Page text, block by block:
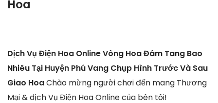
Hoa
Dịch Vụ Điện Hoa Online Vòng Hoa Đám Tang Bao
Nhiêu Tại Huyện Phú Vang Chụp Hình Trước Và Sau
Giao HoaChào mừng người chơi đến mang Thương
Mại & dịch Vụ Điện Hoa Online của bên tôi!